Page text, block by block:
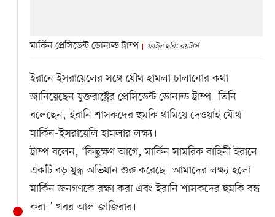
মার্কিন প্রেসিডেন্ট ডোনাল্ড ট্রাম্প ফাইল ছবি: রয়টার্স
ইরানে ইসরায়েলের সঙ্গে যৌথ হামলা চালানোর কথা
জানিয়েছেন যুক্তরাষ্ট্রের প্রেসিডেন্ট ডোনাল্ড ট্রাম্প। তিনি
বলেছেন, ইরানি শাসকদের হুমকি থামিয়ে দেওয়াই যৌথ
মার্কিন-ইসরায়েলি হামলার লক্ষ্য।
ট্রাম্প বলেন, ‘কিছুক্ষণ আগে, মার্কিন সামরিক বাহিনী ইরানে
একটি বড় যুদ্ধ অভিযান শুরু করেছে। আমাদের লক্ষ্য হলো
মার্কিন জনগণকে রক্ষা করা এবং ইরানি শাসকদের হুমকি বন্ধ
করা।’ খবর আল জাজিরার।